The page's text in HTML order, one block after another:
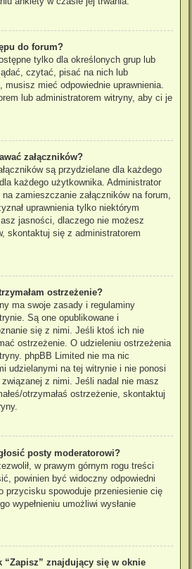
do forum?
tylko dla określonych grup lub
czytać, pisać na nich lub
musisz mieć odpowiednie uprawnienia.
lub administratorem witryny, aby ci je
załączników?
są przydzielane dla każdego
każdego użytkownika. Administrator
zamieszczanie załączników na forum,
uprawnienia tylko niektórym
jasności, dlaczego nie możesz
skontaktuj się z administratorem
ostrzeżenie?
ma swoje zasady i regulaminy
Są one opublikowane i
się z nimi. Jeśli ktoś ich nie
ostrzeżenie. O udzieleniu ostrzeżenia
phpBB Limited nie ma nic
udzielanymi na tej witrynie i nie ponosi
z nimi. Jeśli nadal nie masz
otrzymałaś ostrzeżenie, skontaktuj
posty moderatorowi?
w prawym górnym rogu treści
powinien być widoczny odpowiedni
przycisku spowoduje przeniesienie cię
wypełnieniu umożliwi wysłanie
“Zapisz” znajdujący się w oknie